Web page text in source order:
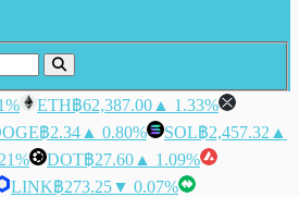
ETH฿62,387.00 ▲ 1.33%
฿2.34 ▲ 0.80% SOL฿2,457.32 ▲
DOT฿27.60 ▲ 1.09%
LINK฿273.25▼ 0.07%